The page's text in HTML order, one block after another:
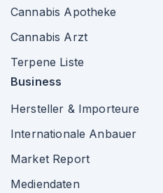
Cannabis Apotheke
Cannabis Arzt
Terpene Liste
Business
Hersteller & Importeure
Internationale Anbauer
Market Report
Mediendaten